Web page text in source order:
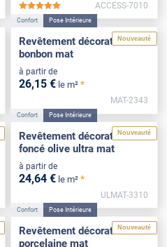
ACCESS-7010
Nouveauté
Confort Pose Intérieure
Revêtement décoratif rose
bonbon mat
à partir de
26,15 € le m² *
MAT-2343
Nouveauté
Confort Pose Intérieure
Revêtement décoratif vert
foncé olive ultra mat
à partir de
24,64 € le m² *
ULMAT-3310
Nouveauté
Confort Pose Intérieure
Revêtement décoratif
porcelaine mat